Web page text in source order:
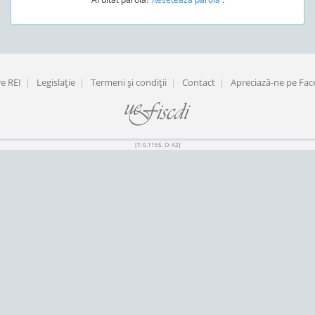
REI | Legislaţie | Termeni şi condiţii | Contact | Apreciază-ne pe
[T: 0.1155, O: 42]